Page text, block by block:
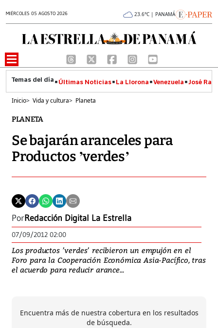
MIÉRCOLES 05 AGOSTO 2026 23.6°C | PANAMÁ
Últimas Noticias La Llorona Venezuela José
Inicio> Vida y cultura> Planeta
PLANETA
Se bajarán aranceles para
Productos ’verdes’
PorRedacción Digital La Estrella
07/09/2012 02:00
Los productos ’verdes’ recibieron un empujón en el
Foro para la Cooperación Económica Asia-Pacífico, tras
el acuerdo para reducir arance...
Encuentra más de nuestra cobertura en los resultados
de búsqueda.